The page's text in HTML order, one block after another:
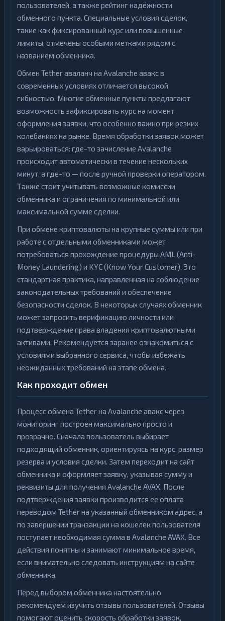
пользователей, а также рейтинг надёжности
обменного пункта. Специальные условия сделок,
такие как фиксированный курс или повышенные
лимиты, отмечены особыми метками рядом с
названием обменника.
Обмен Tether аваланч на Avalanche авакс в
современных условиях отличается высокой
гибкостью. Многие обменные пункты предлагают
возможность зафиксировать курс на момент
оформления заявки, что особенно важно при резких
колебаниях на рынке. Время обработки заявок может
варьироваться: где-то зачисление Avalanche
происходит автоматически в течение нескольких
минут, а где-то — после ручной проверки оператором.
Также стоит учитывать возможные комиссии
обменника и ограничения по минимальной или
максимальной сумме сделки.
При обмене криптовалюты на крупные суммы или при
работе с отдельными обменниками может
потребоваться прохождение процедуры AML (Anti-
Money Laundering) и KYC (Know Your Customer). Это
стандартная практика, направленная на соблюдение
законодательных требований и обеспечение
безопасности сделок. В некоторых случаях обменник
может запросить верификацию личности или
подтверждение права владения криптовалютными
активами. Рекомендуется заранее ознакомиться с
условиями выбранного сервиса, чтобы избежать
неожиданных требований на этапе обмена.
Как проходит обмен
Процесс обмена Tether на Avalanche авакс через
мониторинг построен максимально просто и
прозрачно. Сначала пользователь выбирает
подходящий обменник, ориентируясь на курс, размер
резерва и условия сделки. Затем переходит на сайт
обменника и оформляет заявку, указывая сумму и
реквизиты для получения Avalanche AVAX. После
подтверждения заявки производится ее оплата
переводом Tether на указанный обменником адрес, а
по завершении транзакции на кошелек пользователя
поступает необходимая сумма в Avalanche AVAX. Все
действия понятны и занимают минимальное время,
если внимательно следовать инструкциям на сайте
обменника.
Перед выбором обменника настоятельно
рекомендуем изучить отзывы пользователей. Отзывы
помогают оценить скорость обработки заявок,